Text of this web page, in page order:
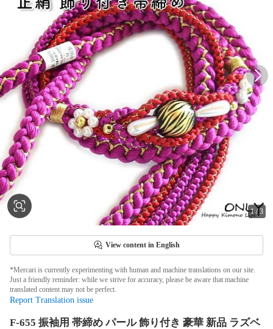
1 /3
View content in English
*Mercari is currently experimenting with human and machine translations on our site.
Just a friendly reminder: while we strive for accuracy, please be aware that machine
translated content may not be perfect.
Report Translation issue
F-655 振袖用 帯締め パール 飾り付き 豪華 新品 ラズベ